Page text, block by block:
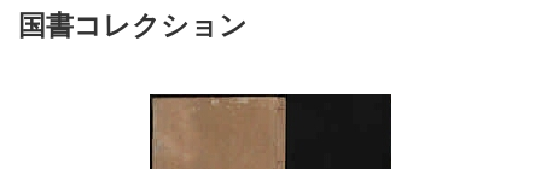
国書コレクション